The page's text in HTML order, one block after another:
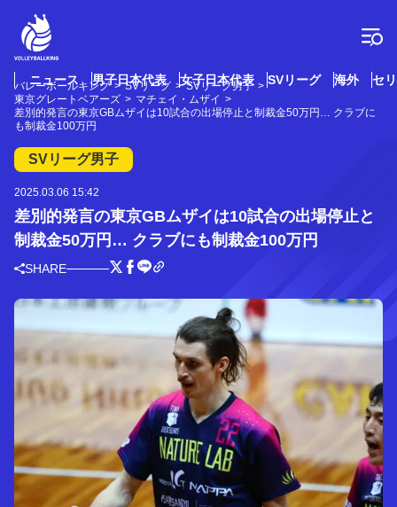
ニュース 男子日本代表 女子日本代表 SVリーグ 海外 セ
バレーボールキング SVリーグ
SVリーグ男子
東京グレートベアーズ
マチェイ・ムザイ
差別的発言の東京GBムザイは10試合の出場停止と制裁金50万円… クラブに
も制裁金100万円
SVリーグ男子
2025.03.06 15:42
差別的発言の東京GBムザイは10試合の出場停止と
制裁金50万円… クラブにも制裁金100万円
SHARE